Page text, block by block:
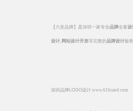
【六意品牌】是深圳一家专业品牌全案设
设计, 网站设计开发等完整的品牌设计服务
深圳品牌 LOGO设计www.61brand.com